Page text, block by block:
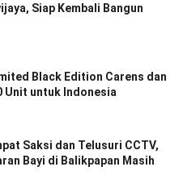
Siap Kembali Bangun
Black Edition Carens dan
Unit untuk Indonesia
Saksi dan Telusuri CCTV,
Bayi di Balikpapan Masih